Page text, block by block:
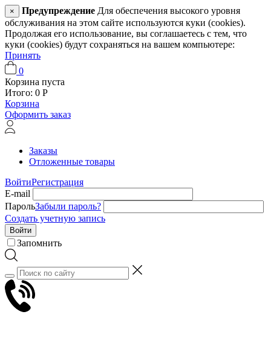
× Предупреждение Для обеспечения высокого уровня
обслуживания на этом сайте используются куки (cookies).
Продолжая его использование, вы соглашаетесь с тем, что
куки (cookies) будут сохраняться на вашем компьютере:
Принять
0
Корзина пуста
Итого: 0 Р
Корзина
Оформить заказ
Заказы
Отложенные товары
ВойтиРегистрация
E-mail
ПарольЗабыли пароль?
Создать учетную запись
Войти
Запомнить